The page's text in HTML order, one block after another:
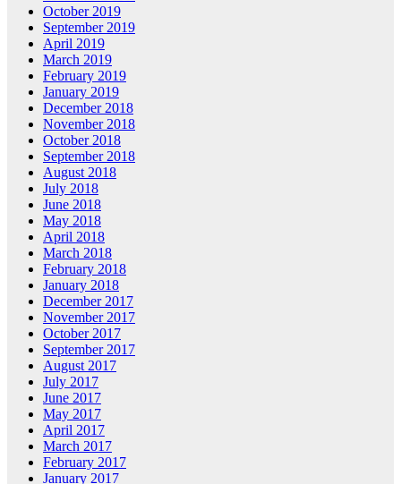
October 2019
September 2019
April 2019
March 2019
February 2019
January 2019
December 2018
November 2018
October 2018
September 2018
August 2018
July 2018
June 2018
May 2018
April 2018
March 2018
February 2018
January 2018
December 2017
November 2017
October 2017
September 2017
August 2017
July 2017
June 2017
May 2017
April 2017
March 2017
February 2017
January 2017